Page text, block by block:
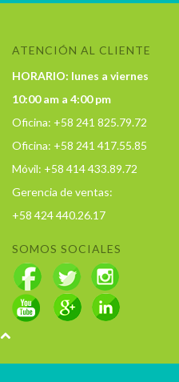
ATENCIÓN AL CLIENTE
HORARIO: lunes a viernes
10:00 am a 4:00 pm
Oficina: +58 241 825.79.72
Oficina: +58 241 417.55.85
Móvil: +58 414 433.89.72
Gerencia de ventas:
+58 424 440.26.17
SOMOS SOCIALES